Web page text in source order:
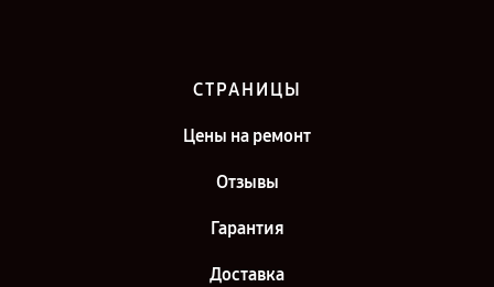
СТРАНИЦЫ
Цены на ремонт
Отзывы
Гарантия
Доставка